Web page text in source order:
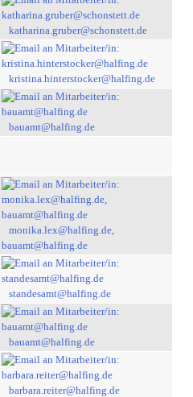
katharina.gruber@schonstett.de
kristina.hinterstocker@halfing.de
bauamt@halfing.de
monika.lex@halfing.de,
bauamt@halfing.de
standesamt@halfing.de
bauamt@halfing.de
barbara.reiter@halfing.de